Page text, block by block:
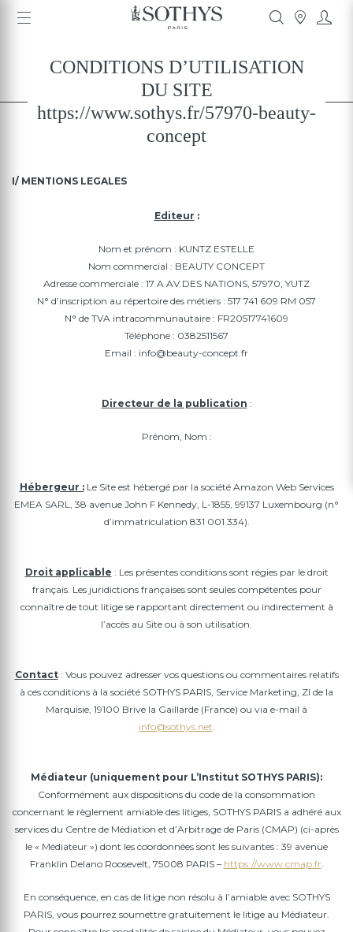
CONDITIONS D’UTILISATION
DU SITE
https://www.sothys.fr/57970-beauty-
concept
I/ MENTIONS LEGALES
Editeur :
Nom et prénom : KUNTZ ESTELLE
Nom commercial : BEAUTY CONCEPT
Adresse commerciale : 17 A AV.DES NATIONS, 57970, YUTZ
N° d’inscription au répertoire des métiers : 517 741 609 RM 057
N° de TVA intracommunautaire : FR20517741609
Téléphone : 0382511567
Email : info@beauty-concept.fr
Directeur de la publication :
Prénom, Nom :
Hébergeur : Le Site est hébergé par la société Amazon Web Services
EMEA SARL, 38 avenue John F Kennedy, L-1855, 99137 Luxembourg (n°
d’immatriculation 831 001 334).
Droit applicable : Les présentes conditions sont régies par le droit
français. Les juridictions françaises sont seules compétentes pour
connaître de tout litige se rapportant directement ou indirectement à
l’accès au Site ou à son utilisation.
Contact: Vous pouvez adresser vos questions ou commentaires relatifs
à ces conditions à la société SOTHYS PARIS, Service Marketing, ZI de la
Marquisie, 19100 Brive la Gaillarde (France) ou via e-mail à
info@sothys.net.
Médiateur (uniquement pour L’Institut SOTHYS PARIS):
Conformément aux dispositions du code de la consommation
concernant le règlement amiable des litiges, SOTHYS PARIS a adhéré aux
services du Centre de Médiation et d’Arbitrage de Paris (CMAP) (ci-après
le « Médiateur ») dont les coordonnées sont les suivantes : 39 avenue
Franklin Delano Roosevelt, 75008 PARIS – https://www.cmap.fr.
En conséquence, en cas de litige non résolu à l’amiable avec SOTHYS
PARIS, vous pourrez soumettre gratuitement le litige au Médiateur.